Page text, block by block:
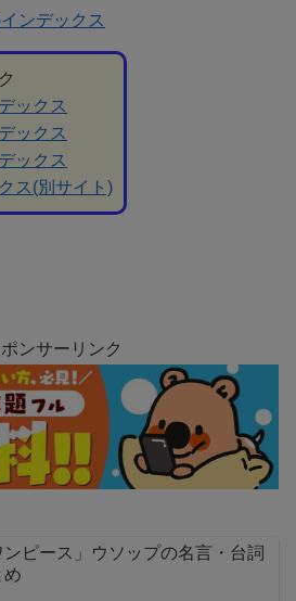
ンデックス
ックス
ックス
ックス
ス(別サイト)
ンサーリンク
ンピース」ウソップの名言・台詞
め